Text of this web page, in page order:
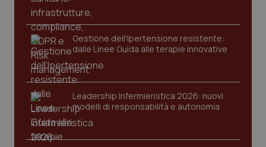
Gestione dell'Ipertensione resistente:
dalle Linee Guida alle terapie innovative
Leadership Infermieristica 2026: nuovi
modelli di responsabilità e autonomia